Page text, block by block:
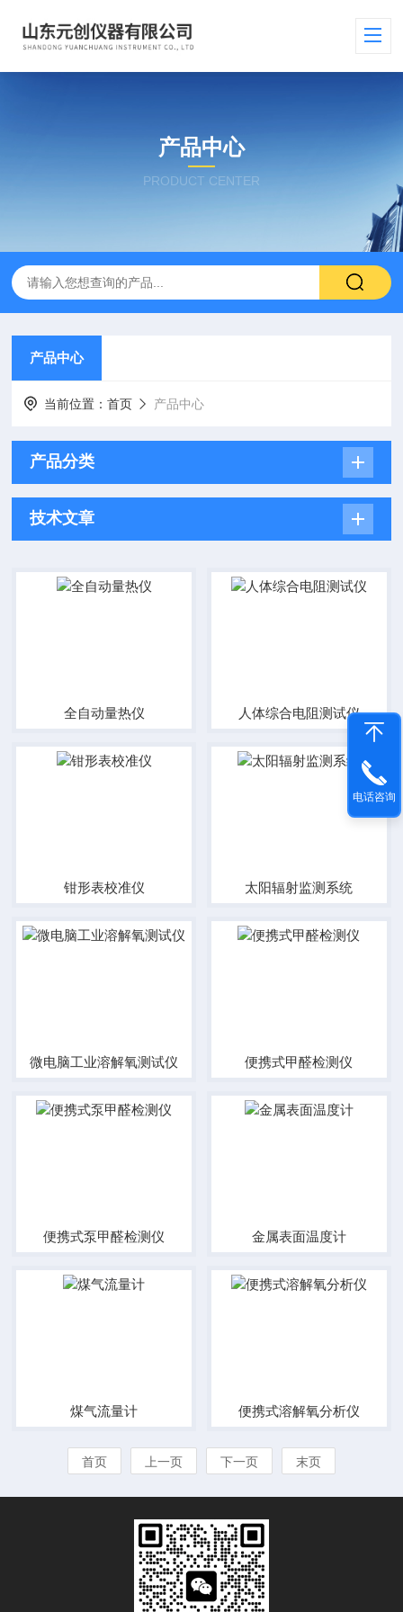
产品中心
PRODUCT CENTER
产品中心
当前位置：首页 产品中心
产品分类
技术文章
全自动量热仪 人体综合电阻测试仪
钳形表校准仪 太阳辐射监测系统
微电脑工业溶解氧测试仪 便携式甲醛检测仪
便携式泵甲醛检测仪 金属表面温度计
煤气流量计 便携式溶解氧分析仪
首页 上一页 下一页 末页
电话咨询